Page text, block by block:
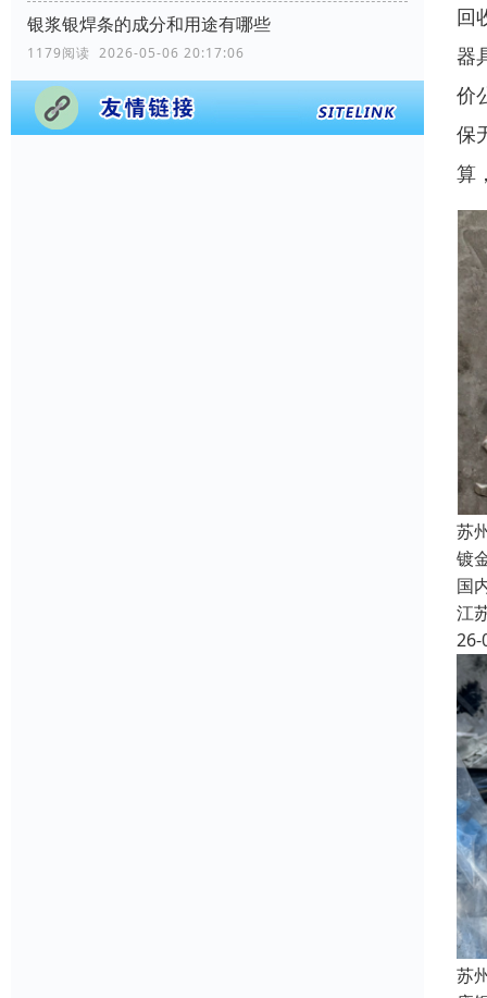
银浆银焊条的成分和用途有哪些
1179阅读 2026-05-06 20:17:06
回
器
价
保
算
苏
镀
国
江
26-
苏